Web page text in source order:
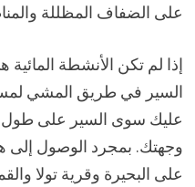
على الضفاف المظللة
إذا لم تكن الأنشطة
السير في طريق المشي
عليك سوى السير على طول
وجهتك. بمجرد الوصول إلى
على البحيرة وقرية تولا